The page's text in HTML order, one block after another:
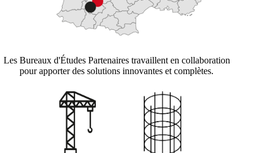
Les Bureaux d'Études Partenaires travaillent en collaboration
pour apporter des solutions innovantes et complètes.